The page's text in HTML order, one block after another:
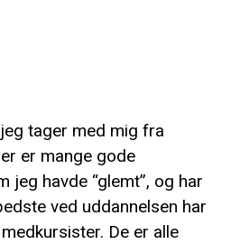
tager med mig fra
er mange gode
jeg havde “glemt”, og har
ved uddannelsen har
De er alle